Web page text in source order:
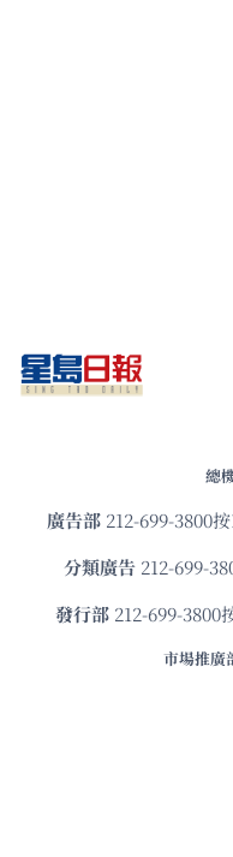
總
廣告部212-699-3800按
分類廣告 212-699-
發⾏部 212-699-3800
市場推廣